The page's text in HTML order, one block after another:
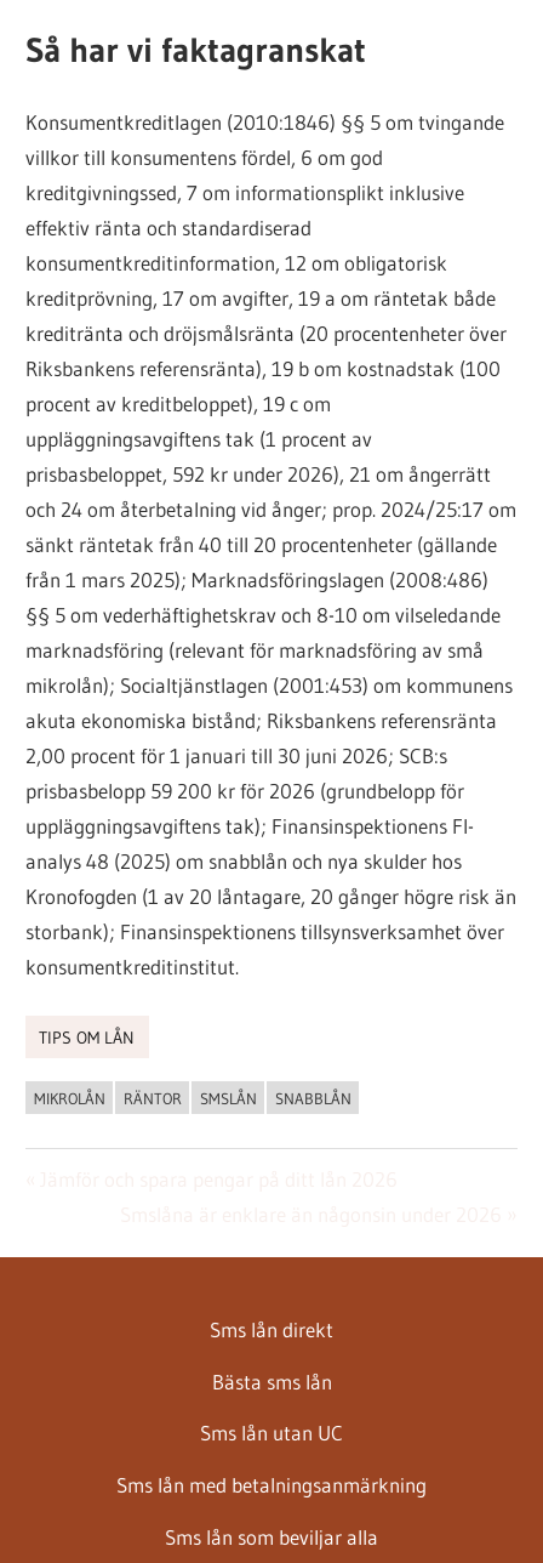
Så har vi faktagranskat
Konsumentkreditlagen (2010:1846) §§ 5 om tvingande
villkor till konsumentens fördel, 6 om god
kreditgivningssed, 7 om informationsplikt inklusive
effektiv ränta och standardiserad
konsumentkreditinformation, 12 om obligatorisk
kreditprövning, 17 om avgifter, 19 a om räntetak både
kreditränta och dröjsmålsränta (20 procentenheter över
Riksbankens referensränta), 19 b om kostnadstak (100
procent av kreditbeloppet), 19 c om
uppläggningsavgiftens tak (1 procent av
prisbasbeloppet, 592 kr under 2026), 21 om ångerrätt
och 24 om återbetalning vid ånger; prop. 2024/25:17 om
sänkt räntetak från 40 till 20 procentenheter (gällande
från 1 mars 2025); Marknadsföringslagen (2008:486)
§§ 5 om vederhäftighetskrav och 8-10 om vilseledande
marknadsföring (relevant för marknadsföring av små
mikrolån); Socialtjänstlagen (2001:453) om kommunens
akuta ekonomiska bistånd; Riksbankens referensränta
2,00 procent för 1 januari till 30 juni 2026; SCB:s
prisbasbelopp 59 200 kr för 2026 (grundbelopp för
uppläggningsavgiftens tak); Finansinspektionens FI-
analys 48 (2025) om snabblån och nya skulder hos
Kronofogden (1 av 20 låntagare, 20 gånger högre risk än
storbank); Finansinspektionens tillsynsverksamhet över
konsumentkreditinstitut.
TIPS OM LÅN
MIKROLÅN RÄNTOR SMSLÅN SNABBLÅN
Sms lån direkt
Bästa sms lån
Sms lån utan UC
Sms lån med betalningsanmärkning
Sms lån som beviljar alla